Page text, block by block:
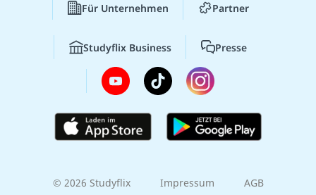
Für Unternehmen Partner
Studyflix Business Presse
© 2026 Studyflix Impressum AGB